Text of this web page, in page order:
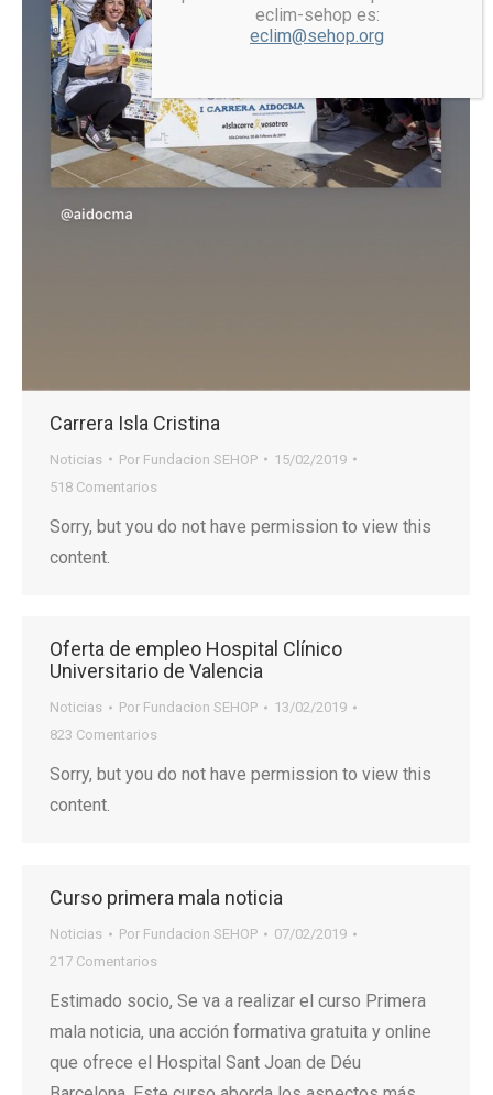
Carrera Isla Cristina
Noticias Por Fundacion SEHOP
15/02/2019
518 Comentarios
Sorry, but you do not have permission to view this
content.
Oferta de empleo Hospital Clínico
Universitario de Valencia
Noticias Por Fundacion SEHOP
13/02/2019
823 Comentarios
Sorry, but you do not have permission to view this
content.
Curso primera mala noticia
Noticias Por Fundacion SEHOP
07/02/2019
217 Comentarios
Estimado socio, Se va a realizar el curso Primera
mala noticia, una acción formativa gratuita y online
que ofrece el Hospital Sant Joan de Déu
eclim-sehop es:
eclim@sehop.org